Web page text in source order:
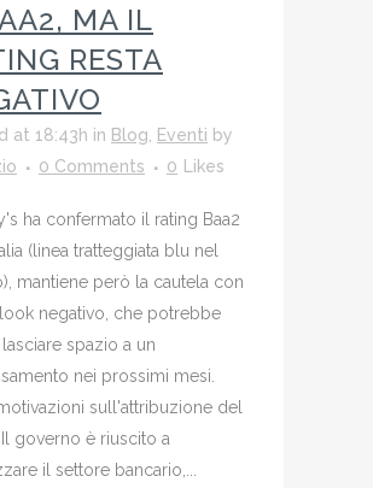
MA IL
RESTA
at 18:43h in Blog Eventi by
0 Comments 0 Likes
ha confermato il rating Baa2
(linea tratteggiata blu nel
mantiene però la cautela con
negativo, che potrebbe
spazio a un
nei prossimi mesi.
sull'attribuzione del
governo è riuscito a
il settore bancario,...